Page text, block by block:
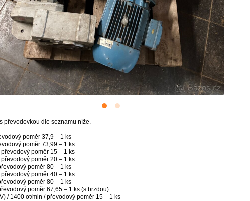
převodovkou dle seznamu níže.
poměr 37,9 – 1 ks
poměr 73,99 – 1 ks
poměr 15 – 1 ks
poměr 20 – 1 ks
poměr 80 – 1 ks
poměr 40 – 1 ks
poměr 80 – 1 ks
poměr 67,65 – 1 ks (s brzdou)
/ 1400 ot/min / převodový poměr 15 – 1 ks